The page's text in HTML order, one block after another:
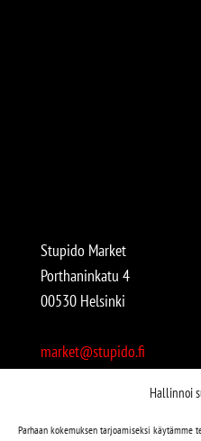
Hallinnoi
Parhaan kokemuksen tarjoamiseksi käytämme
Stupido Market
Porthaninkatu 4
00530 Helsinki
market@stupido.fi
Avoinna: